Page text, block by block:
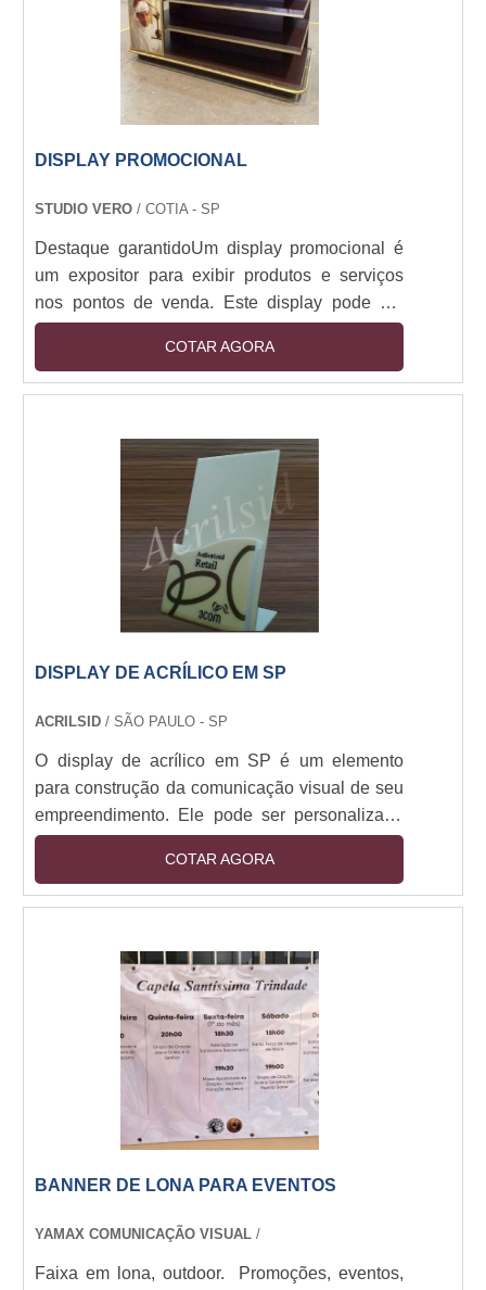
DISPLAY PROMOCIONAL
STUDIO VERO / COTIA - SP
Destaque garantidoUm display promocional é
um expositor para exibir produtos e serviços
nos pontos de venda. Este display pode ser
elaborados em diversos materiais, formatos e
tamanhos, e independente do tipo de display,
oferece grande destaque para os pontos de
do estabelecimento.Principais tipos de
displaysÉ possível encontrar um display para
pontos de venda em variados pontos de
vendas, em sua mai....
COTAR AGORA
DISPLAY DE ACRÍLICO EM SP
ACRILSID / SÃO PAULO - SP
O display de acrílico em SP é um elemento
para construção da comunicação visual de seu
empreendimento. Ele pode ser personalizado
de acordo com a finalidade que serão usados,
com diversas opções de cores e tamanhos, com
logo ou qualquer outro tipo de arte por meio de
impressão a laser. Esse objeto pode ser
encontrado em hotéis, elevadores, mesas e
paredes. Saiba mais informações do produto
Baixo custo de....
COTAR AGORA
BANNER DE LONA PARA EVENTOS
YAMAX COMUNICAÇÃO VISUAL /
Faixa em lona, outdoor. Promoções, eventos,